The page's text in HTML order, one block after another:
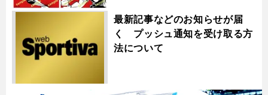
最新記事などのお知らせが届
く プッシュ通知を受け取る方
法について